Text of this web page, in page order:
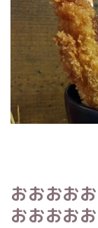
おおおお
おおおお